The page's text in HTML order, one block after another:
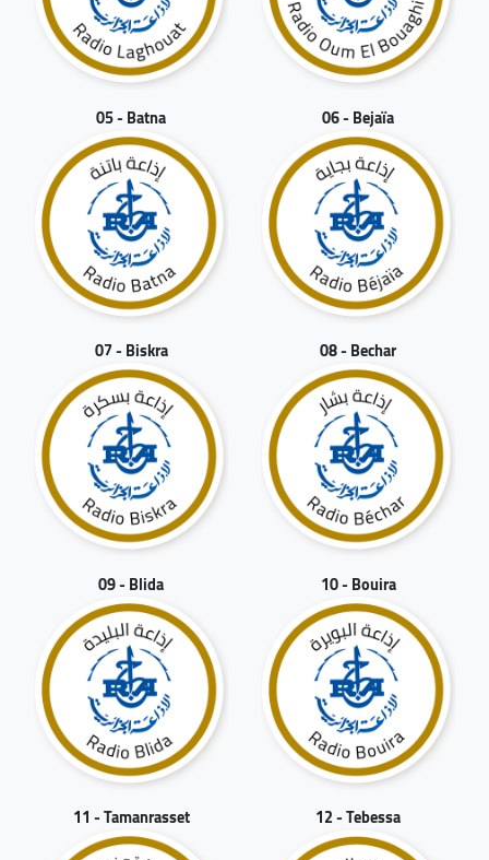
05 - Batna 06 - Bejaïa
07 - Biskra 08 - Bechar
09 - Blida 10 - Bouira
11 - Tamanrasset 12 - Tebessa